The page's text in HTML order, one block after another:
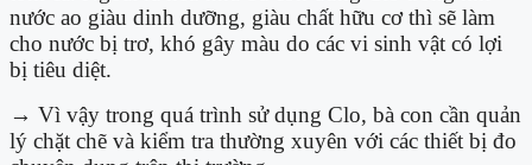
nước ao giàu dinh dưỡng, giàu chất hữu cơ thì sẽ làm
cho nước bị trơ, khó gây màu do các vi sinh vật có lợi
bị tiêu diệt.
→ Vì vậy trong quá trình sử dụng Clo, bà con cần quản
lý chặt chẽ và kiểm tra thường xuyên với các thiết bị đo